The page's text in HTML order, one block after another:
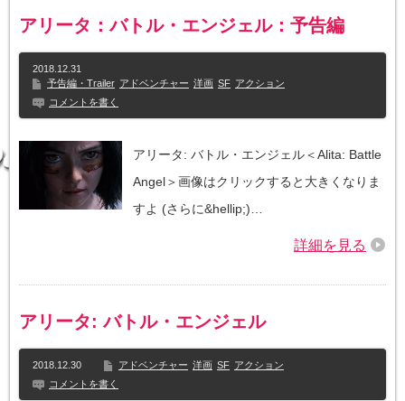
アリータ：バトル・エンジェル：予告編
2018.12.31
予告編・Trailer アドベンチャー 洋画 SF アクション
コメントを書く
アリータ: バトル・エンジェル＜Alita: Battle
Angel＞画像はクリックすると大きくなりま
すよ (さらに&hellip;)…
詳細を見る
アリータ: バトル・エンジェル
2018.12.30 アドベンチャー 洋画 SF アクション
コメントを書く